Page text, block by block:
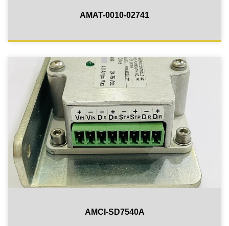
AMAT-0010-02741
AMCI-SD7540A